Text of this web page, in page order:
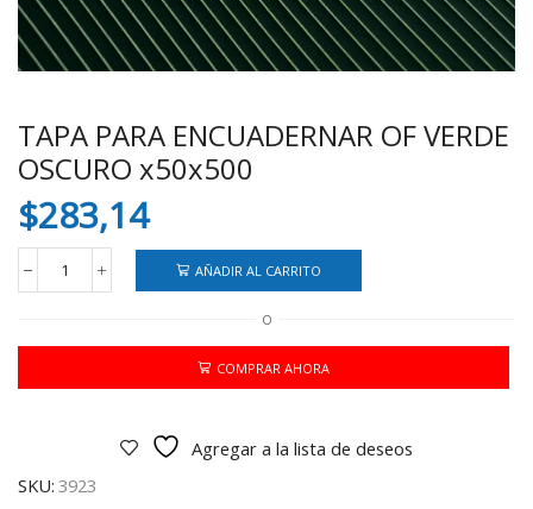
TAPA PARA ENCUADERNAR OF VERDE
OSCURO x50x500
$283,14
TAPA
OF
OSCURO
AÑADIR AL CARRITO
O
COMPRAR AHORA
Agregar a la lista de deseos
SKU: 3923